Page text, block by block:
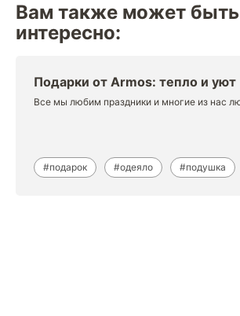
Вам также может быть
интересно:
Подарки от Armos: тепло и уют
Все мы любим праздники и многие из нас
#подарок #одеяло #подушка